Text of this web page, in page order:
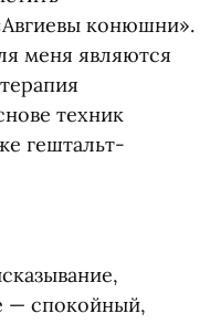
конюшни».
меня являются
техник
гештальт-
— спокойный,